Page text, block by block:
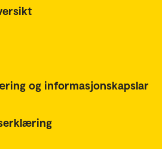
og informasjonskapslar